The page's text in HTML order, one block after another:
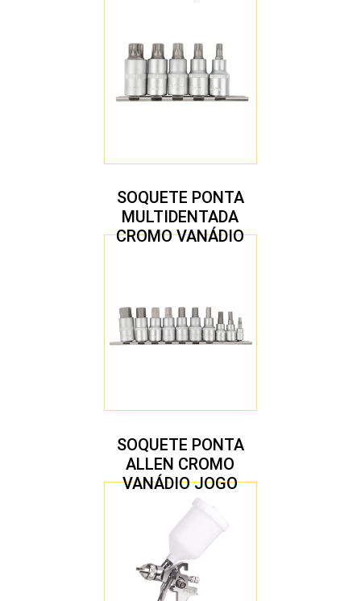
SOQUETE PONTA
MULTIDENTADA
CROMO VANÁDIO
SOQUETE PONTA
ALLEN CROMO
VANÁDIO JOGO
COM 10 PEÇAS